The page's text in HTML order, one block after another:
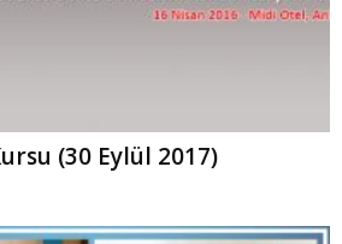
(30 Eylül 2017)